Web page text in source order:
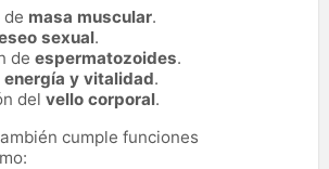
masa muscular.
sexual.
de espermatozoides.
energía y vitalidad.
del vello corporal.
cumple funciones